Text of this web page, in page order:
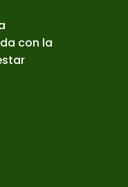
con la